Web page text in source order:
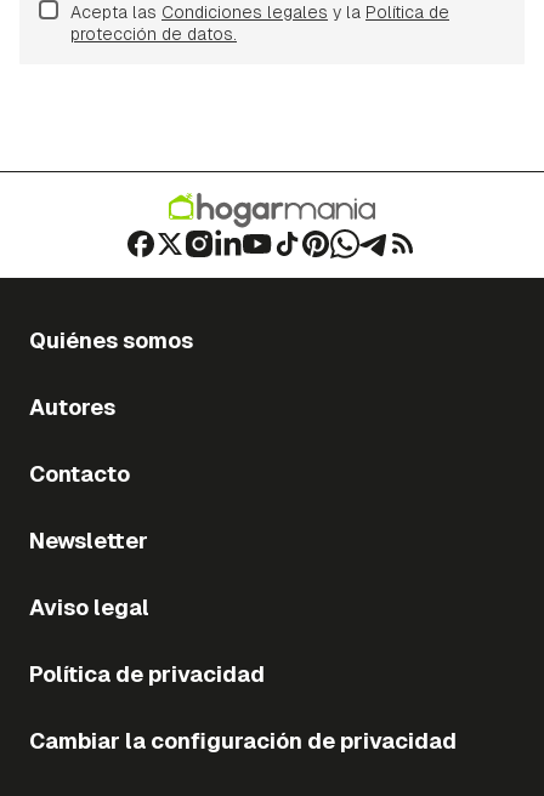
Acepta las Condiciones legales y la Política de
protección de datos.
Quiénes somos
Autores
Contacto
Newsletter
Aviso legal
Política de privacidad
Cambiar la configuración de privacidad